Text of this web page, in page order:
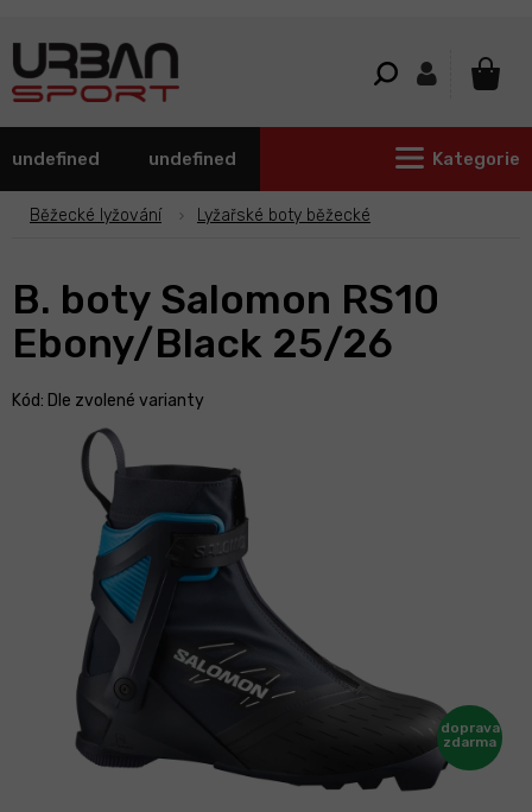
undefined undefined Kategorie
Běžecké lyžování Lyžařské boty běžecké
B. boty Salomon RS10
Ebony/Black 25/26
Kód: Dle zvolené varianty